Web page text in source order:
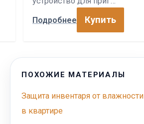
Подробнее Купить
ПОХОЖИЕ МАТЕРИАЛЫ
Защита инвентаря от влажности
в квартире